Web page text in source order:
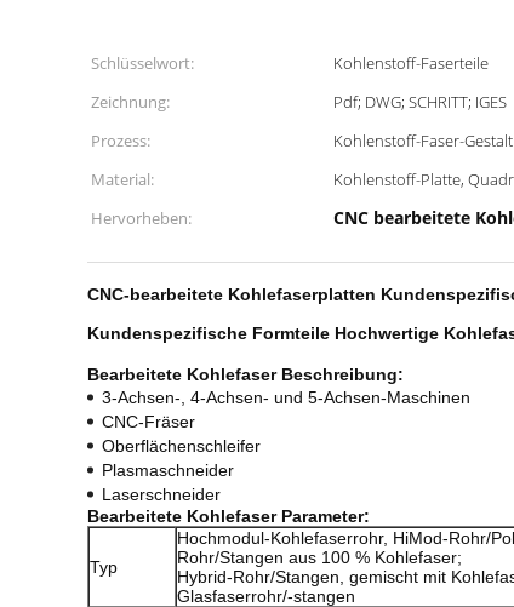
Schlüsselwort: Kohlenstoff-Faserteile
Zeichnung:
Pdf; DWG; SCHRITT; IGES
Prozess:
Kohlenstoff-Faser-
Material:
Kohlenstoff-Platte,
Hervorheben:
CNC bearbeitete
CNC-bearbeitete Kohlefaserplatten
Kundenspezifische Formteile Hochwertige
Bearbeitete Kohlefaser Beschreibung:
3-Achsen-, 4-Achsen- und 5-Achsen-Maschinen
CNC-Fräser
Oberflächenschleifer
Plasmaschneider
Laserschneider
Bearbeitete Kohlefaser Parameter:
Typ
Hochmodul-Kohlefaserrohr, HiMod-Rohr/
Rohr/Stangen aus 100 % Kohlefaser;
Hybrid-Rohr/Stangen, gemischt mit
Glasfaserrohr/-stangen